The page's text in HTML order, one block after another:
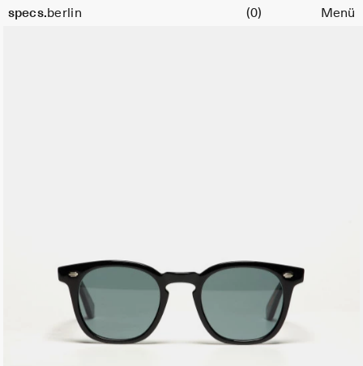
specs.berlin
Warenkorb (0) Menü